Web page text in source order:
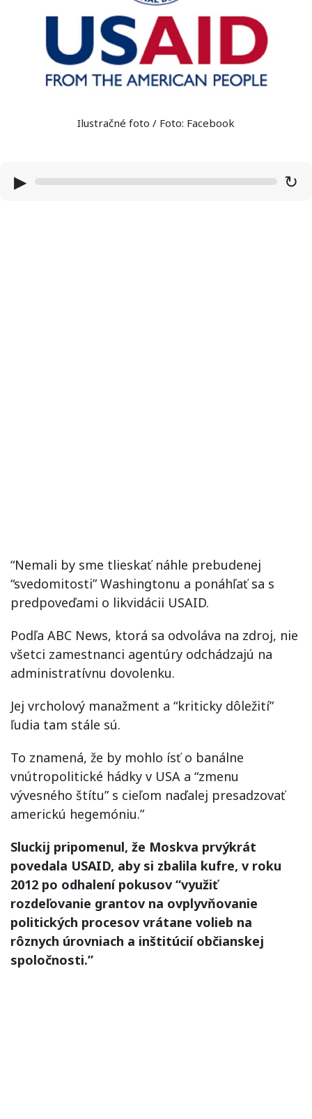
Ilustračné foto / Foto: Facebook
▶ ↻
“Nemali by sme tlieskať náhle prebudenej
“svedomitosti” Washingtonu a ponáhľať sa s
predpoveďami o likvidácii USAID.
Podľa ABC News, ktorá sa odvoláva na zdroj, nie
všetci zamestnanci agentúry odchádzajú na
administratívnu dovolenku.
Jej vrcholový manažment a “kriticky dôležití”
ľudia tam stále sú.
To znamená, že by mohlo ísť o banálne
vnútropolitické hádky v USA a “zmenu
vývesného štítu” s cieľom naďalej presadzovať
americkú hegemóniu.”
Sluckij pripomenul, že Moskva prvýkrát
povedala USAID, aby si zbalila kufre, v roku
2012 po odhalení pokusov “využiť
rozdeľovanie grantov na ovplyvňovanie
politických procesov vrátane volieb na
rôznych úrovniach a inštitúcií občianskej
spoločnosti.”